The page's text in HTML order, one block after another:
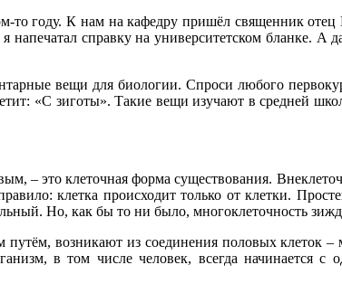
то году. К нам на кафедру пришёл священник
напечатал справку на университетском бланке.
вещи для биологии. Спроси любого
«С зиготы». Такие вещи изучают в средней
– это клеточная форма существования.
клетка происходит только от клетки.
Но, как бы то ни было, многоклеточность
возникают из соединения половых клеток
в том числе человек, всегда начинается с